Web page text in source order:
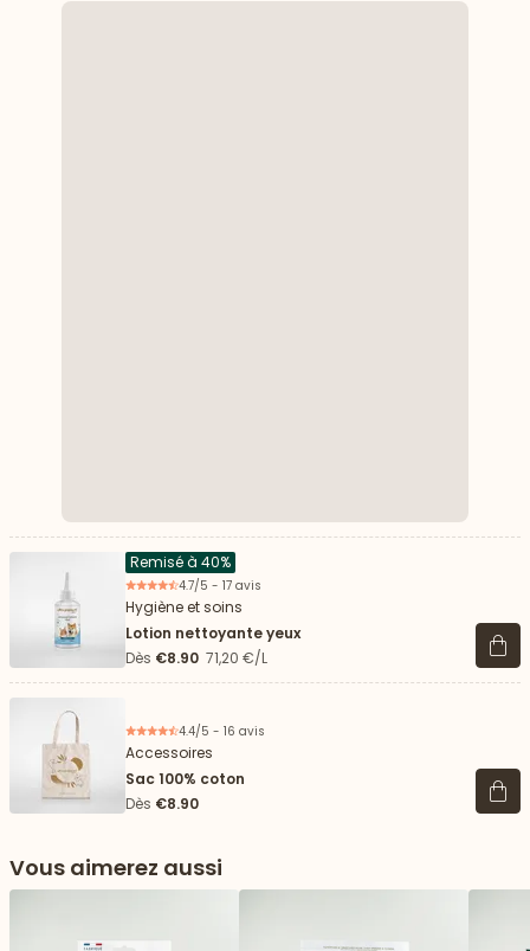
Remisé à 40%
4.7/5 - 17 avis
Hygiène et soins
Lotion nettoyante yeux
Dès €8.90 71,20 €/L Voir
4.4/5 - 16 avis
Accessoires
Sac 100% coton
Dès €8.90 Voir
Vous aimerez aussi